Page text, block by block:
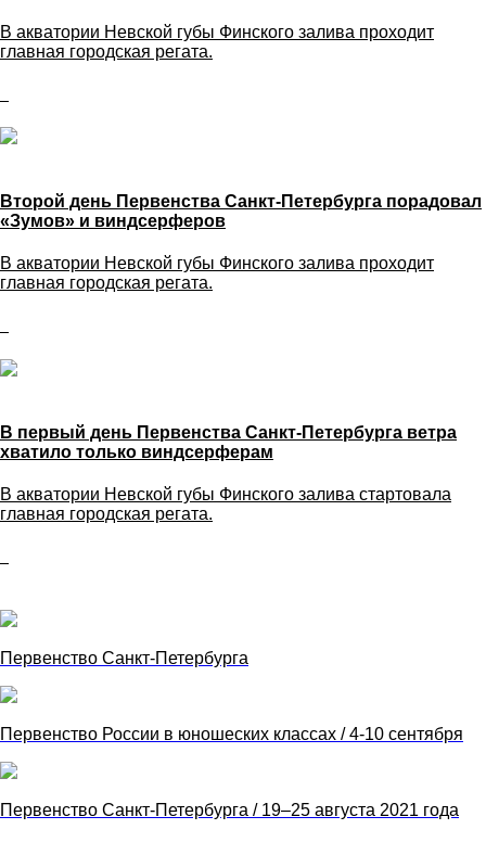
В акватории Невской губы Финского залива проходит
главная городская регата.
Второй день Первенства Санкт-Петербурга порадовал
«Зумов» и виндсерферов
В акватории Невской губы Финского залива проходит
главная городская регата.
В первый день Первенства Санкт-Петербурга ветра
хватило только виндсерферам
В акватории Невской губы Финского залива стартовала
главная городская регата.
Первенство Санкт-Петербурга
Первенство России в юношеских классах / 4-10 сентября
Первенство Санкт-Петербурга / 19–25 августа 2021 года